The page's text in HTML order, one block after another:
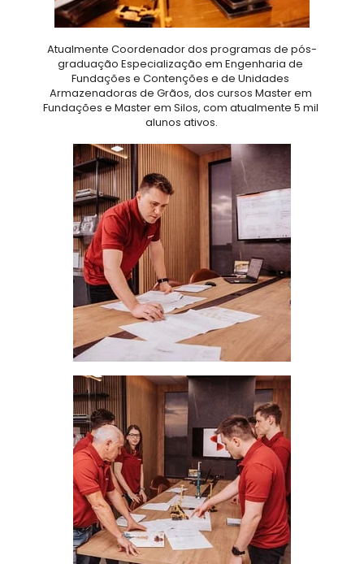
Atualmente Coordenador dos programas de pós-
graduação Especialização em Engenharia de
Fundações e Contenções e de Unidades
Armazenadoras de Grãos, dos cursos Master em
Fundações e Master em Silos, com atualmente 5 mil
alunos ativos.